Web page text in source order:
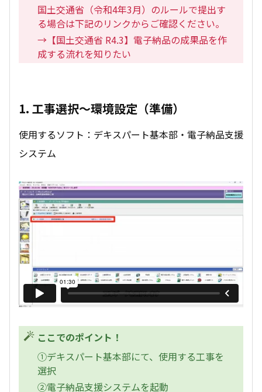
国土交通省（令和4年3月）のルールで提出す
る場合は下記のリンクからご確認ください。
→ 【国土交通省 R4.3】電子納品の成果品を作
成する流れを知りたい
1. 工事選択～環境設定（準備）
使用するソフト：デキスパート基本部・電子納品支援
システム
ここでのポイント！
①デキスパート基本部にて、使用する工事を
選択
②電子納品支援システムを起動